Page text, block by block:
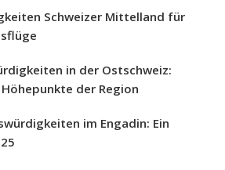
Schweizer Mittelland für
in der Ostschweiz:
der Region
im Engadin: Ein